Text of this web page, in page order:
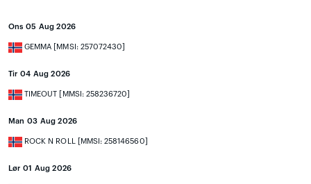
Ons 05 Aug 2026
GEMMA [MMSI: 257072430]
Tir 04 Aug 2026
TIMEOUT [MMSI: 258236720]
Man 03 Aug 2026
ROCK N ROLL [MMSI: 258146560]
Lør 01 Aug 2026